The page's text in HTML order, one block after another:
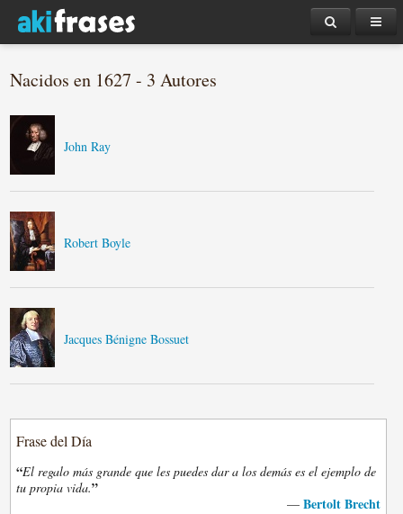
Nacidos en 1627 - 3 Autores
John Ray
Robert Boyle
Jacques Bénigne Bossuet
Frase del Día
“El regalo más grande que les puedes dar a los demás es el ejemplo de
tu propia vida.”
— Bertolt Brecht